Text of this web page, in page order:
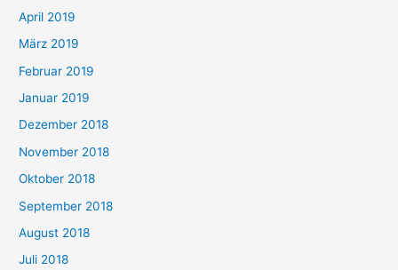
April 2019
März 2019
Februar 2019
Januar 2019
Dezember 2018
November 2018
Oktober 2018
September 2018
August 2018
Juli 2018